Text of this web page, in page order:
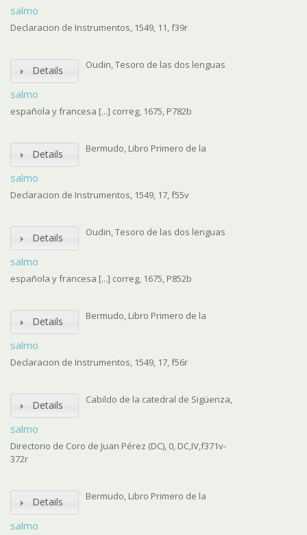
salmo
Declaracion de Instrumentos, 1549, 11, f39r
Details
salmo
Oudin, Tesoro de las dos lenguas
española y francesa [...] correg, 1675, P782b
Details
salmo
Bermudo, Libro Primero de la
Declaracion de Instrumentos, 1549, 17, f55v
Details
salmo
Oudin, Tesoro de las dos lenguas
española y francesa [...] correg, 1675, P852b
Details
salmo
Bermudo, Libro Primero de la
Declaracion de Instrumentos, 1549, 17, f56r
Details
salmo
Cabildo de la catedral de Sigüenza,
Directorio de Coro de Juan Pérez (DC), 0, DC,IV,f371v-
372r
Details
salmo
Bermudo, Libro Primero de la